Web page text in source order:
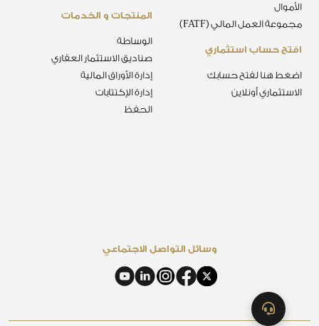
المنتجات و الخدمات
الوساطة
صناديق الاستثمار العقاري
إدارة الأوراق المالية
إدارة الإكتتابات
الحفظ
افتح حساب استثماري
اضغط هنا لفتح حسابك
الاستثماري أونلاين
الأموال
مجموعة العمل المالي (FATF)
وسائل التواصل الاجتماعي